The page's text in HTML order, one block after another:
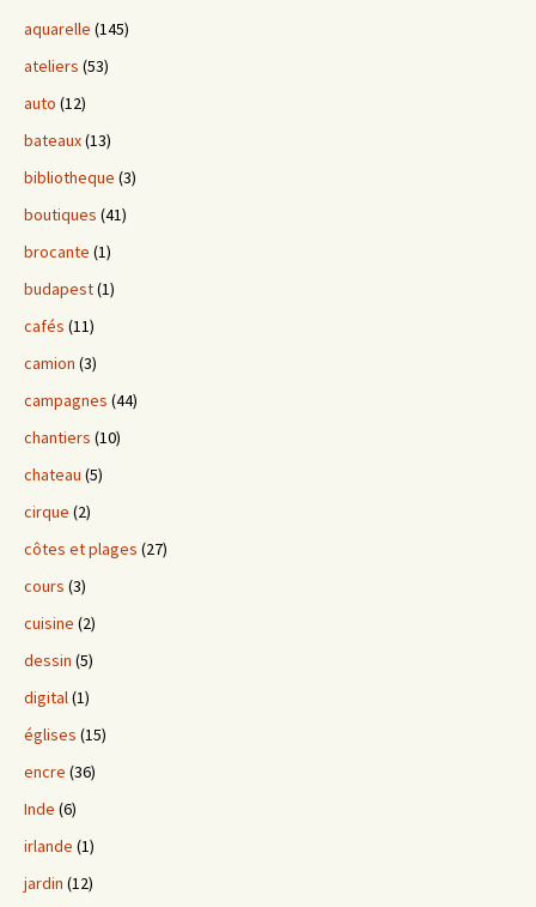
aquarelle (145)
ateliers (53)
auto (12)
bateaux(13)
bibliotheque (3)
boutiques (41)
brocante (1)
budapest(1)
cafés (11)
camion (3)
campagnes (44)
chantiers (10)
chateau (5)
cirque (2)
côtes et plages (27)
cours (3)
cuisine (2)
dessin (5)
digital (1)
églises (15)
encre (36)
Inde (6)
irlande (1)
jardin (12)